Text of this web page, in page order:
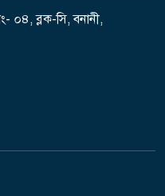
০৪, ব্লক-সি, বনানী,